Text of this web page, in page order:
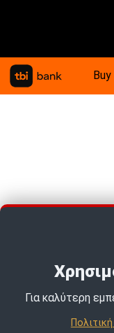
Για καλύτερη